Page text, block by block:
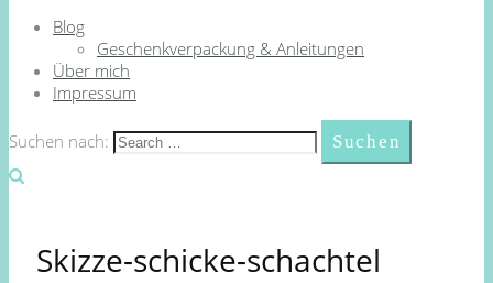
Blog
Geschenkverpackung & Anleitungen
Über mich
Impressum
Suchen nach:
Skizze-schicke-schachtel